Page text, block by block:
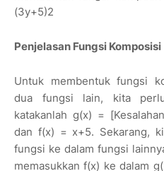
(3y+5)2
Penjelasan Fungsi Komposisi
Untuk membentuk fungsi
dua fungsi lain, kita
katakanlah g(x) =
dan f(x) = x+5. Sekarang,
fungsi ke dalam fungsi
memasukkan f(x) ke dalam